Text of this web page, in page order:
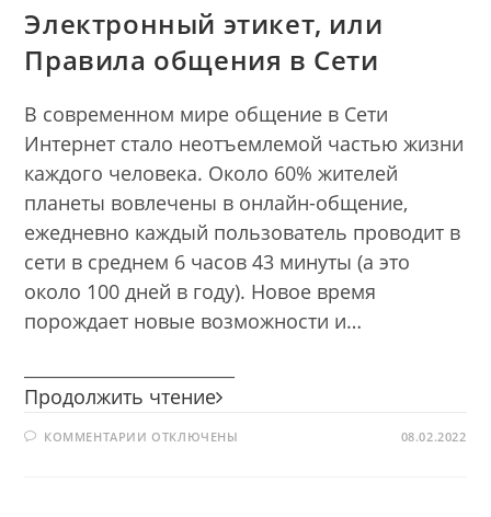
Электронный этикет, или
Правила общения в Сети
В современном мире общение в Сети
Интернет стало неотъемлемой частью жизни
каждого человека. Около 60% жителей
планеты вовлечены в онлайн-общение,
ежедневно каждый пользователь проводит в
сети в среднем 6 часов 43 минуты (а это
около 100 дней в году). Новое время
порождает новые возможности и…
Продолжить чтение Электронный
или
КОММЕНТАРИИ К
ОТКЛЮЧЕНЫ 08.02.2022